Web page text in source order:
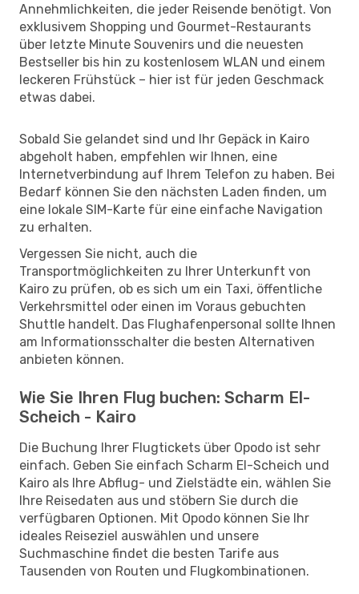
Annehmlichkeiten, die jeder Reisende benötigt. Von
exklusivem Shopping und Gourmet-Restaurants
über letzte Minute Souvenirs und die neuesten
Bestseller bis hin zu kostenlosem WLAN und einem
leckeren Frühstück – hier ist für jeden Geschmack
etwas dabei.
Sobald Sie gelandet sind und Ihr Gepäck in Kairo
abgeholt haben, empfehlen wir Ihnen, eine
Internetverbindung auf Ihrem Telefon zu haben. Bei
Bedarf können Sie den nächsten Laden finden, um
eine lokale SIM-Karte für eine einfache Navigation
zu erhalten.
Vergessen Sie nicht, auch die
Transportmöglichkeiten zu Ihrer Unterkunft von
Kairo zu prüfen, ob es sich um ein Taxi, öffentliche
Verkehrsmittel oder einen im Voraus gebuchten
Shuttle handelt. Das Flughafenpersonal sollte Ihnen
am Informationsschalter die besten Alternativen
anbieten können.
Wie Sie Ihren Flug buchen: Scharm El-
Scheich - Kairo
Die Buchung Ihrer Flugtickets über Opodo ist sehr
einfach. Geben Sie einfach Scharm El-Scheich und
Kairo als Ihre Abflug- und Zielstädte ein, wählen Sie
Ihre Reisedaten aus und stöbern Sie durch die
verfügbaren Optionen. Mit Opodo können Sie Ihr
ideales Reiseziel auswählen und unsere
Suchmaschine findet die besten Tarife aus
Tausenden von Routen und Flugkombinationen.